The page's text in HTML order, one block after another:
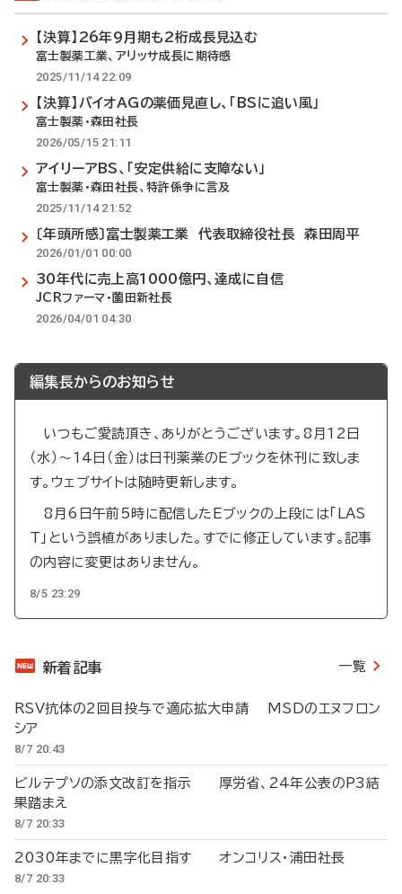
【決算】26年9月期も2桁成長見込む
富士製薬工業、アリッサ成長に期待感
2025/11/14 22:09
【決算】バイオAGの薬価見直し、「BSに追い風」
富士製薬・森田社長
2026/05/15 21:11
アイリーアBS、「安定供給に支障ない」
富士製薬・森田社長、特許係争に言及
2025/11/14 21:52
〔年頭所感〕富士製薬工業 代表取締役社長 森田周平
2026/01/01 00:00
30年代に売上高1000億円、達成に自信
JCRファーマ・薗田新社長
2026/04/01 04:30
編集長からのお知らせ
いつもご愛読頂き、ありがとうございます。8月12日
（水）～14日（金）は日刊薬業のEブックを休刊に致しま
す。ウェブサイトは随時更新します。
8月6日午前5時に配信したEブックの上段には「LAS
T」という誤植がありました。すでに修正しています。記事
の内容に変更はありません。
8/5 23:29
新着記事 一覧
RSV抗体の2回目投与で適応拡大申請 MSDのエヌフロン
シア
8/7 20:43
ビルテプソの添文改訂を指示 厚労省、24年公表のP3結
果踏まえ
8/7 20:33
2030年までに黒字化目指す オンコリス・浦田社長
8/7 20:33